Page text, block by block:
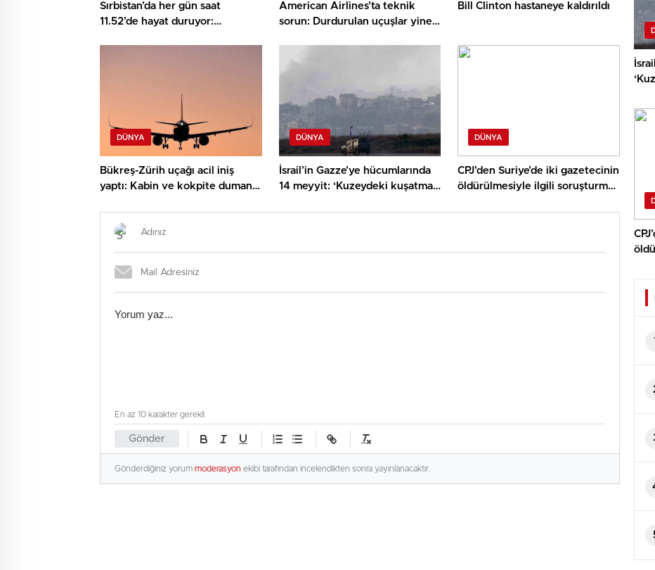
Sırbistan’da her gün saat
11.52’de hayat duruyor:
American Airlines’ta teknik
sorun: Durdurulan uçuşlar yine
Bill Clinton hastaneye kaldırıldı
DÜNYA
Bükreş-Zürih uçağı acil iniş
yaptı: Kabin ve kokpite duman
DÜNYA
İsrail’in Gazze’ye hücumlarında
14 meyyit: ‘Kuzeydeki kuşatma
DÜNYA
CPJ’den Suriye’de iki gazetecinin
öldürülmesiyle ilgili soruşturma
Gönder
En az 10 karakter gerekli
Gönderdiğiniz yorum moderasyon ekibi tarafından incelendikten sonra yayınlanacaktır.
1